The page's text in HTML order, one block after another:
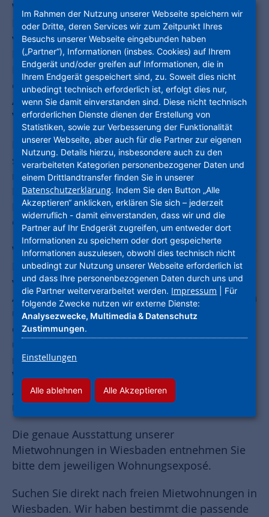
Wälder für Outdoor-Aktivitäten wie Wandern,
Klettern, Radfahren und Picknicken. Eine
vielfältige Kulturszene mit Museen, Galerien,
Kinos und Theatern rundet das Angebot an
Freizeitaktivitäten ab. Wiesbaden verfügt über
ein gut ausgebautes Netz von Straßen,
Autobahnen, Bahnhöfen und öffentlichen
Verkehrsmitteln.
DieAntoniaGärten in Wiesbaden-Erbenheim
sind ein echter Wohlfühlort. Hier gibt es 174
neue Mietwohnungen, die besonders für
Haushalte mit kleinen und mittleren
Einkommen geeignet sind. Außerdem gibt es
Gewerbeflächen und Tiefgaragen.
Wohnungen, Workspaces und viel Platz für neue
Ideen bietet dasAlte Gerichtin zentraler Lage
von Wiesbaden. Die 48 neu geschaffenen
Altbau-Wohnungen passen für alle Altersklassen
und jede Lebensphase. Außerdem befinden sich
dort frisch sanierte Büroräume für Start-ups
und Unternehmen, die das Alte Gericht mit
mutigen Ideen fluten sowie ein flexibles Co-
Working in einmalig schöner und inspirierender
Atmosphäre. Das charmante Innenhof-Café
rundet das Angebot vor Ort ab.
Die genaue Ausstattung unserer
Mietwohnungen in Wiesbaden entnehmen Sie
bitte dem jeweiligen Wohnungsexposé.
Suchen Sie direkt nach freien Mietwohnungen in
Wiesbaden. Wir haben bestimmt die passende
Im Rahmen der Nutzung unserer Webseite speichern wir
oder Dritte, deren Services wir zum Zeitpunkt Ihres
Besuchs unserer Webseite eingebunden haben
(„Partner“), Informationen (insbes. Cookies) auf Ihrem
Endgerät und/oder greifen auf Informationen, die in
Ihrem Endgerät gespeichert sind, zu. Soweit dies nicht
unbedingt technisch erforderlich ist, erfolgt dies nur,
wenn Sie damit einverstanden sind. Diese nicht technisch
erforderlichen Dienste dienen der Erstellung von
Statistiken, sowie zur Verbesserung der Funktionalität
unserer Webseite, aber auch für die Partner zur eigenen
Nutzung. Details hierzu, insbesondere auch zu den
verarbeiteten Kategorien personenbezogener Daten und
einem Drittlandtransfer finden Sie in unserer
Datenschutzerklärung. Indem Sie den Button „Alle
Akzeptieren“ anklicken, erklären Sie sich – jederzeit
widerruflich - damit einverstanden, dass wir und die
Partner auf Ihr Endgerät zugreifen, um entweder dort
Informationen zu speichern oder dort gespeicherte
Informationen auszulesen, obwohl dies technisch nicht
unbedingt zur Nutzung unserer Webseite erforderlich ist
und dass Ihre personenbezogenen Daten durch uns und
die Partner weiterverarbeitet werden. Impressum | Für
folgende Zwecke nutzen wir externe Dienste:
Analysezwecke, Multimedia & Datenschutz
Zustimmungen.
Einstellungen
Alle ablehnen Alle Akzeptieren